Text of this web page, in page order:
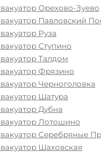
Орехово-Зуево
Павловский
Руза
Ступино
Талдом
Фрязино
Черноголовка
Шатура
Дубна
Лотошино
Серебряные
Шаховская
решить
автомобилем. Мы
вам свои услуги
Звоните по
все, что нужно
и безопасной
доступные цены,
связь и
большим опытом
на дороге
компания